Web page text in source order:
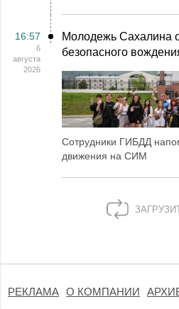
16:57
6
августа
2026
Молодежь Сахалина
безопасного
Сотрудники ГИБДД
движения на СИМ
РЕКЛАМА О КОМПАНИИ